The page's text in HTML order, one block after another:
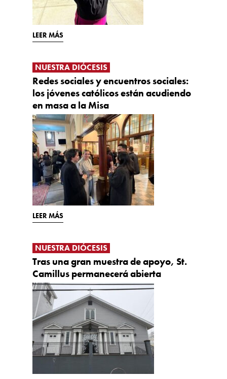
LEER MÁS
NUESTRA DIÓCESIS
Redes sociales y encuentros sociales:
los jóvenes católicos están acudiendo
en masa a la Misa
LEER MÁS
NUESTRA DIÓCESIS
Tras una gran muestra de apoyo, St.
Camillus permanecerá abierta